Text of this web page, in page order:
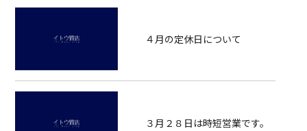
４月の定休日について
３月２８日は時短営業です。